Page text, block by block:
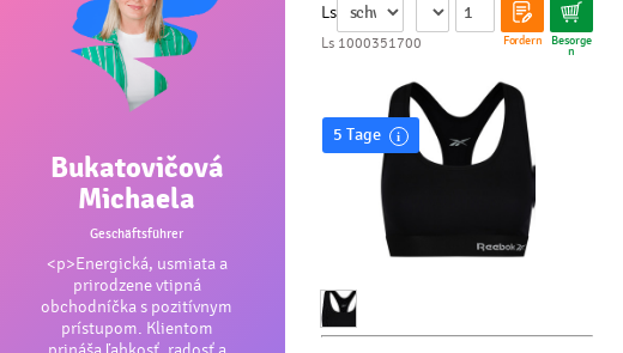
Bukatovičová
Michaela
Geschäftsführer
<p>Energická, usmiata a
prirodzene vtipná
obchodníčka s pozitívnym
prístupom. Klientom
Ls
Fordern Besorge
n
Ls 1000351700
5 Tage